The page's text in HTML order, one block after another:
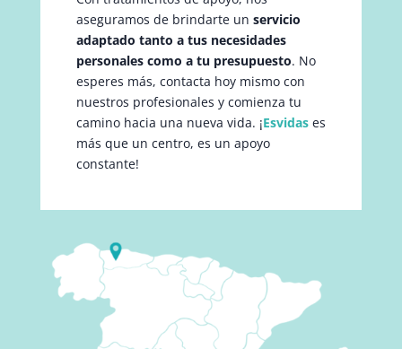
aseguramos de brindarte un servicio
adaptado tanto a tus necesidades
personales como a tu presupuesto. No
esperes más, contacta hoy mismo con
nuestros profesionales y comienza tu
camino hacia una nueva vida. ¡Esvidas es
más que un centro, es un apoyo
constante!